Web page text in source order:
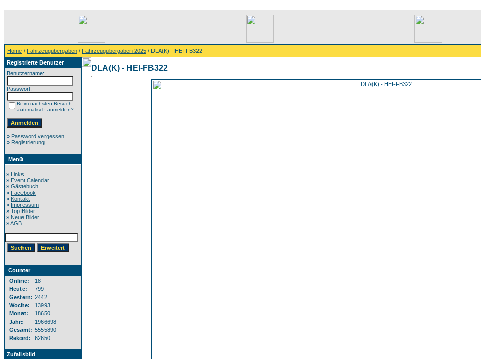
Home / Fahrzeugübergaben / Fahrzeugübergaben 2025 / DLA(K) - HEI-FB322
Registrierte Benutzer
Benutzername:
Passwort:
Beim nächsten Besuch
automatisch anmelden?
» Password vergessen
» Registrierung
Menü
» Links
» Event Calendar
» Gästebuch
» Facebook
» Kontakt
» Impressum
» Top Bilder
» Neue Bilder
»AGB
Counter
Online:
18
Heute:
799
Gestern: 2442
Woche:
13993
Monat:
18650
Jahr:
1966698
Gesamt: 5555890
Rekord:
62650
Zufallsbild
DLA(K) - HEI-FB322